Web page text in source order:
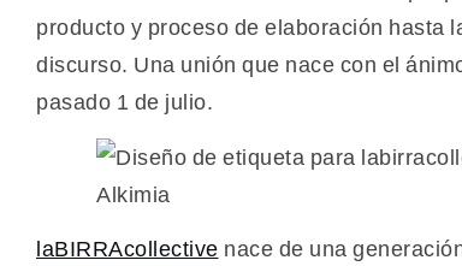
producto y proceso de elaboración hasta
discurso. Una unión que nace con el
pasado 1 de julio.
laBIRRAcollective nace de una